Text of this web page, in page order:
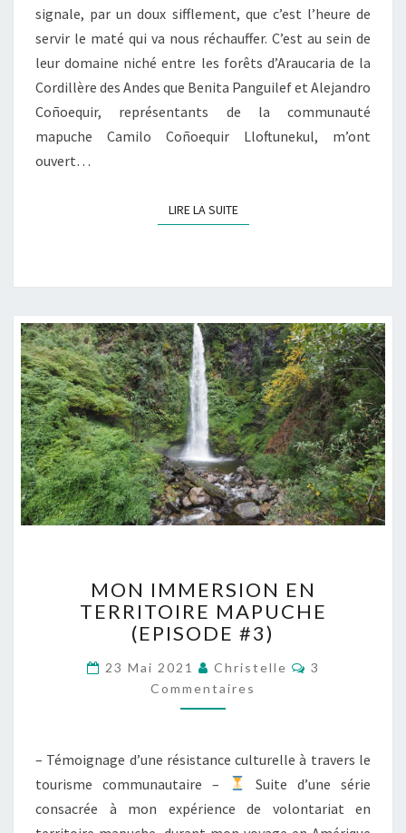
R
R
I
T
I
M
A
C
E
(
E
P
I
S
O
D
E
#
4
signale, par un doux sifflement, que c’est l’heure de
servir le maté qui va nous réchauffer. C’est au sein de
leur domaine niché entre les forêts d’Araucaria de la
Cordillère des Andes que Benita Panguilef et Alejandro
Coñoequir, représentants de la communauté
mapuche Camilo Coñoequir Lloftunekul, m’ont
ouvert…
LIRE LA SUITELIRE LA SUITE
O
N
I
M
E
R
O
N
E
MON IMMERSION EN
TERRITOIRE MAPUCHE
(EPISODE #3)
23 Mai 2021 Christelle
C
O
A
R
S
3
Commentaires
– Témoignage d’une résistance culturelle à travers le
tourisme communautaire –
Suite d’une série
consacrée à mon expérience de volontariat en